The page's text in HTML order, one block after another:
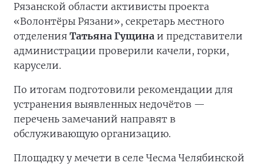
Рязанской области активисты проекта
«Волонтёры Рязани», секретарь местного
отделения Татьяна Гущина и представители
администрации проверили качели, горки,
карусели.
По итогам подготовили рекомендации для
устранения выявленных недочётов —
перечень замечаний направят в
обслуживающую организацию.
Площадку у мечети в селе Чесма Челябинской